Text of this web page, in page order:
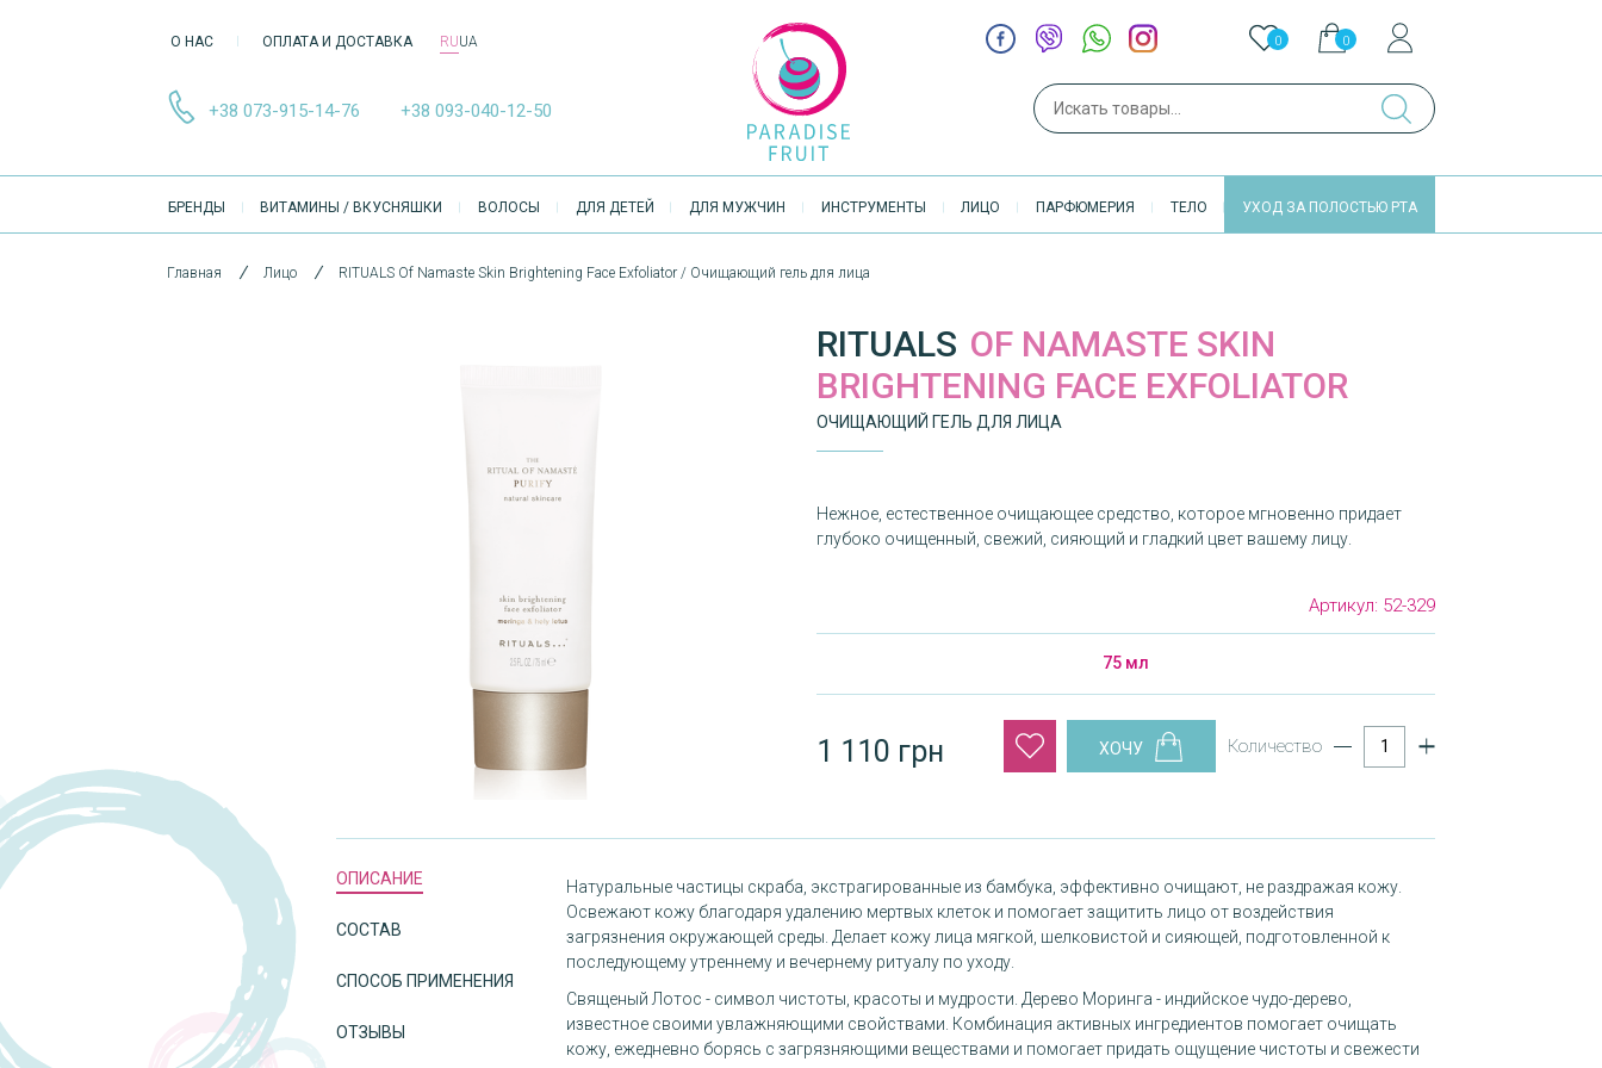
О НАС ОПЛАТА И ДОСТАВКА RUUA
+38 073-915-14-76 +38 093-040-12-50
0 0
Search
НАВІҐАЦІЯ
БРЕНДЫ ВИТАМИНЫ / ВКУСНЯШКИ ВОЛОСЫ ДЛЯ ДЕТЕЙ ДЛЯ МУЖЧИН ИНСТРУМЕНТЫ ЛИЦО ПАРФЮМЕРИЯ ТЕЛО УХОД ЗА ПОЛОСТЬЮ РТА
Главная Лицо RITUALS Of Namaste Skin Brightening Face Exfoliator / Очищающий гель для лица
RITUALS OF NAMASTE SKIN
BRIGHTENING FACE EXFOLIATOR
ОЧИЩАЮЩИЙ ГЕЛЬ ДЛЯ ЛИЦА
Нежное, естественное очищающее средство, которое мгновенно придает
глубоко очищенный, свежий, сияющий и гладкий цвет вашему лицу.
Артикул: 52-329
75 мл
Количество
1 110 грн
ОПИСАНИЕ
СОСТАВ
СПОСОБ ПРИМЕНЕНИЯ
ОТЗЫВЫ
Натуральные частицы скраба, экстрагированные из бамбука, эффективно очищают, не раздражая кожу.
Освежают кожу благодаря удалению мертвых клеток и помогает защитить лицо от воздействия
загрязнения окружающей среды. Делает кожу лица мягкой, шелковистой и сияющей, подготовленной к
последующему утреннему и вечернему ритуалу по уходу.
Священый Лотос - символ чистоты, красоты и мудрости. Дерево Моринга - индийское чудо-дерево,
известное своими увлажняющими свойствами. Комбинация активных ингредиентов помогает очищать
кожу, ежедневно борясь с загрязняющими веществами и помогает придать ощущение чистоты и свежести